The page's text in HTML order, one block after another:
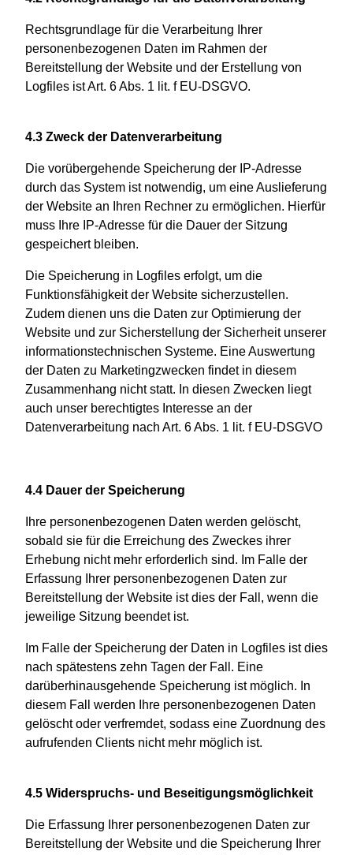
Rechtsgrundlage für die Verarbeitung Ihrer
personenbezogenen Daten im Rahmen der
Bereitstellung der Website und der Erstellung von
Logfiles ist Art. 6 Abs. 1 lit. f EU-DSGVO.
4.3 Zweck der Datenverarbeitung
Die vorübergehende Speicherung der IP-Adresse
durch das System ist notwendig, um eine Auslieferung
der Website an Ihren Rechner zu ermöglichen. Hierfür
muss Ihre IP-Adresse für die Dauer der Sitzung
gespeichert bleiben.
Die Speicherung in Logfiles erfolgt, um die
Funktionsfähigkeit der Website sicherzustellen.
Zudem dienen uns die Daten zur Optimierung der
Website und zur Sicherstellung der Sicherheit unserer
informationstechnischen Systeme. Eine Auswertung
der Daten zu Marketingzwecken findet in diesem
Zusammenhang nicht statt. In diesen Zwecken liegt
auch unser berechtigtes Interesse an der
Datenverarbeitung nach Art. 6 Abs. 1 lit. f EU-DSGVO
4.4 Dauer der Speicherung
Ihre personenbezogenen Daten werden gelöscht,
sobald sie für die Erreichung des Zweckes ihrer
Erhebung nicht mehr erforderlich sind. Im Falle der
Erfassung Ihrer personenbezogenen Daten zur
Bereitstellung der Website ist dies der Fall, wenn die
jeweilige Sitzung beendet ist.
Im Falle der Speicherung der Daten in Logfiles ist dies
nach spätestens zehn Tagen der Fall. Eine
darüberhinausgehende Speicherung ist möglich. In
diesem Fall werden Ihre personenbezogenen Daten
gelöscht oder verfremdet, sodass eine Zuordnung des
aufrufenden Clients nicht mehr möglich ist.
4.5 Widerspruchs- und Beseitigungsmöglichkeit
Die Erfassung Ihrer personenbezogenen Daten zur
Bereitstellung der Website und die Speicherung Ihrer